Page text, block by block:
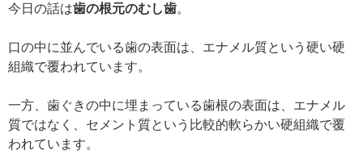
今日の話は歯の根元のむし歯。
口の中に並んでいる歯の表面は、エナメル質という硬い硬
組織で覆われています。
一方、歯ぐきの中に埋まっている歯根の表面は、エナメル
質ではなく、セメント質という比較的軟らかい硬組織で覆
われています。